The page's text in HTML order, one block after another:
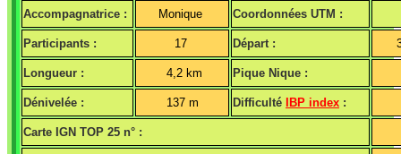
Accompagnatrice : Monique Coordonnées UTM :
Participants : 17 Départ :
Longueur : 4,2 km Pique Nique :
Dénivelée : 137 m Difficulté IBP index :
Carte IGN TOP 25 n° :